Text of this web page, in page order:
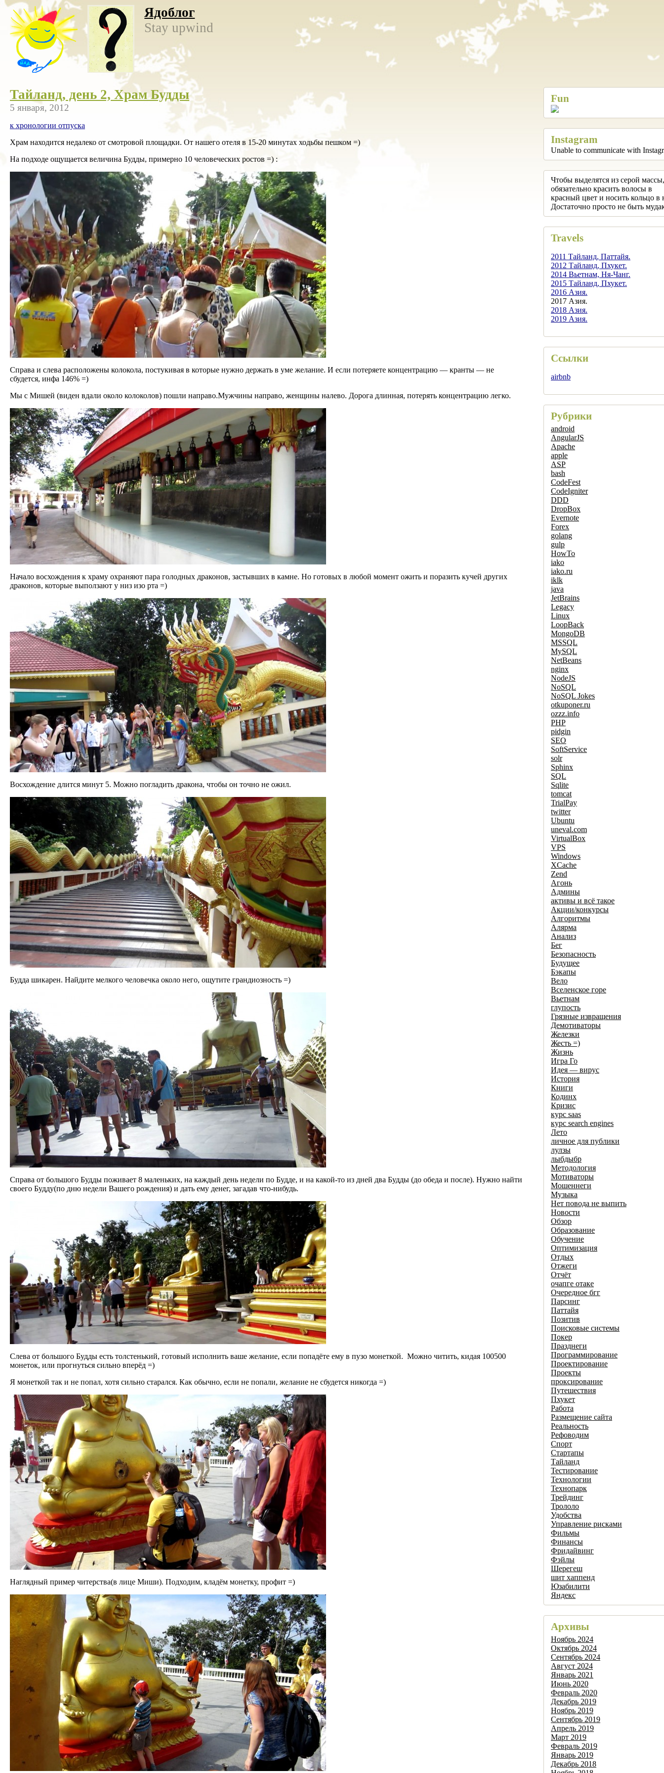
Ядоблог
Stay upwind
Fun
Instagram
Unable to communicate with
Чтобы выделятся из серой
обязательно красить волосы в
красный цвет и носить кольцо в
Достаточно просто не быть
Travels
2011 Тайланд, Паттайя.
2012 Тайланд, Пхукет.
2014 Вьетнам, Ня-Чанг.
2015 Тайланд, Пхукет.
2016 Азия.
2017 Азия.
2018 Азия.
2019 Азия.
Ссылки
airbnb
Рубрики
android
AngularJS
Apache
apple
ASP
bash
CodeFest
CodeIgniter
DDD
DropBox
Evernote
Forex
golang
gulp
HowTo
iako
iako.ru
iklk
java
JetBrains
Legacy
Linux
LoopBack
MongoDB
MSSQL
MySQL
NetBeans
nginx
NodeJS
NoSQL
NoSQL Jokes
otkuponer.ru
ozzz.info
PHP
pidgin
SEO
SoftService
solr
Sphinx
SQL
Sqlite
tomcat
TrialPay
twitter
Ubuntu
uneval.com
VirtualBox
VPS
Windows
XCache
Zend
Агонь
Админы
активы и всё такое
Акции/конкурсы
Алгоритмы
Алярма
Анализ
Бег
Безопасность
Будущее
Бэкапы
Вело
Вселенское горе
Вьетнам
глупость
Грязные извращения
Демотиваторы
Железки
Жесть =)
Жизнь
Игра Го
Идея — вирус
История
Книги
Кодинх
Кризис
курс saas
курс search engines
Лето
личное для публики
лулзы
лыбдыбр
Методология
Мотиваторы
Мошеннеги
Музыка
Нет повода не выпить
Новости
Обзор
Образование
Обучение
Оптимизация
Отдых
Отжеги
Отчёт
очапге отаке
Очередное бгг
Парсинг
Паттайя
Позитив
Поисковые системы
Покер
Празднеги
Программирование
Проектирование
Проекты
проксирование
Путешествия
Пхукет
Работа
Размещение сайта
Реальность
Рефоводим
Спорт
Стартапы
Тайланд
Тестирование
Технологии
Технопарк
Трейдинг
Трололо
Удобства
Управление рисками
Фильмы
Финансы
Фридайвинг
Фэйлы
Шерегеш
шит хаппенд
Юзабилити
Яндекс
Архивы
Ноябрь 2024
Октябрь 2024
Сентябрь 2024
Август 2024
Январь 2021
Июнь 2020
Февраль 2020
Декабрь 2019
Ноябрь 2019
Сентябрь 2019
Апрель 2019
Март 2019
Февраль 2019
Январь 2019
Декабрь 2018
Тайланд, день 2, Храм Будды
5 января, 2012
к хронологии отпуска
Храм находится недалеко от смотровой площадки. От нашего отеля в 15-20 минутах ходьбы пешком =)
На подходе ощущается величина Будды, примерно 10 человеческих ростов =) :
Справа и слева расположены колокола, постукивая в которые нужно держать в уме желание. И если потеряете концентрацию — кранты — не
сбудется, инфа 146% =)
Мы с Мишей (виден вдали около колоколов) пошли направо.Мужчины направо, женщины налево. Дорога длинная, потерять концентрацию легко.
Начало восхождения к храму охраняют пара голодных драконов, застывших в камне. Но готовых в любой момент ожить и поразить кучей других
драконов, которые выползают у низ изо рта =)
Восхождение длится минут 5. Можно погладить дракона, чтобы он точно не ожил.
Будда шикарен. Найдите мелкого человечка около него, ощутите грандиозность =)
Справа от большого Будды поживает 8 маленьких, на каждый день недели по Будде, и на какой-то из дней два Будды (до обеда и после). Нужно найти
своего Будду(по дню недели Вашего рождения) и дать ему денег, загадав что-нибудь.
Слева от большого Будды есть толстенький, готовый исполнить ваше желание, если попадёте ему в пузо монеткой. Можно читить, кидая 100500
монеток, или прогнуться сильно вперёд =)
Я монеткой так и не попал, хотя сильно старался. Как обычно, если не попали, желание не сбудется никогда =)
Наглядный пример читерства(в лице Миши). Подходим, кладём монетку, профит =)